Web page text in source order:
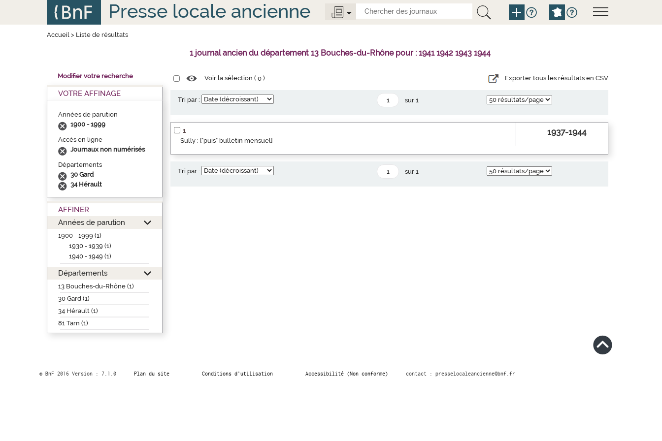
Presse locale ancienne
Accueil> Liste de résultats
1 journal ancien du département 13 Bouches-du-Rhône pour : 1941 1942 1943 1944
Modifier votre recherche
VOTRE AFFINAGE
Années de parution
1900 - 1999
Accès en ligne
Journaux non numérisés
Départements
30 Gard
34 Hérault
AFFINER
Années de parution
1900 - 1999 (1)
1930 - 1939 (1)
1940 - 1949 (1)
Départements
13 Bouches-du-Rhône (1)
30 Gard (1)
34 Hérault (1)
81 Tarn (1)
Voir la sélection (0 ) Exporter tous les résultats en CSV
Tri par : sur 1
1
Sully : ["puis" bulletin mensuel]
1937-1944
Tri par : sur 1
© BnF 2016 Version : 7.1.0 Plan du site Conditions d’utilisation Accessibilité (Non conforme) contact : presselocaleancienne@bnf.fr
Panneau de gestion des cookies